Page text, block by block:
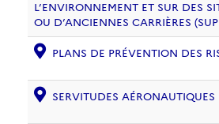
L’ENVIRONNEMENT ET SUR DES
OU D’ANCIENNES CARRIÈRES
PLANS DE PRÉVENTION DES
SERVITUDES